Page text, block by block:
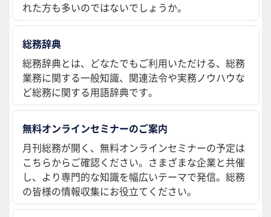
れた方も多いのではないでしょうか。
総務辞典
総務辞典とは、どなたでもご利用いただける、総務
業務に関する一般知識、関連法令や実務ノウハウな
ど総務に関する用語辞典です。
無料オンラインセミナーのご案内
月刊総務が開く、無料オンラインセミナーの予定は
こちらからご確認ください。さまざまな企業と共催
し、より専門的な知識を幅広いテーマで発信。総務
の皆様の情報収集にお役立てください。